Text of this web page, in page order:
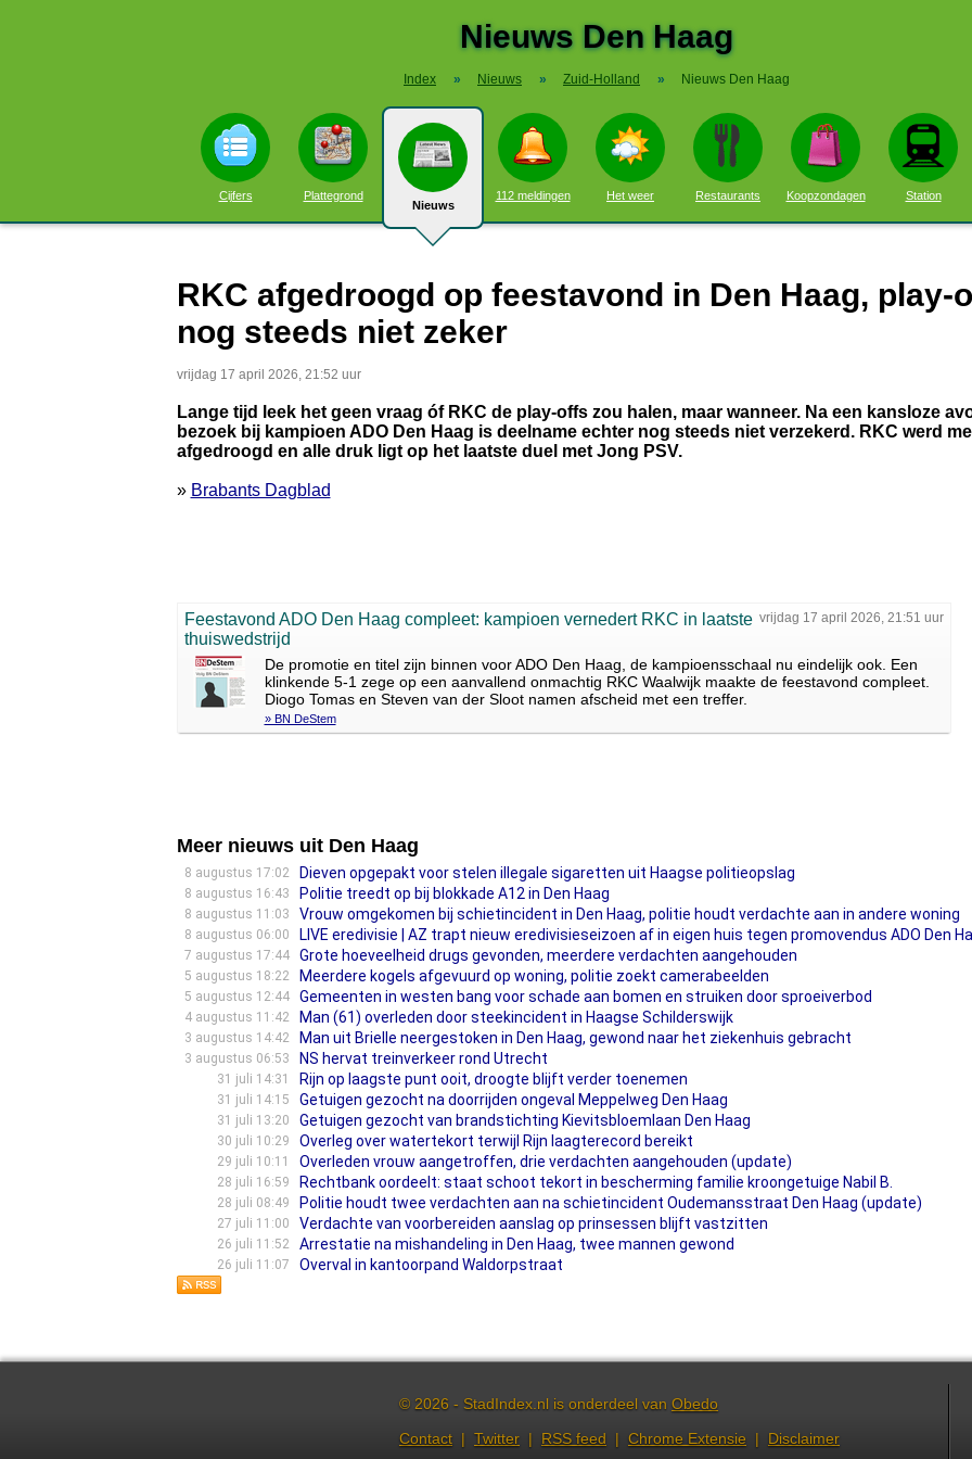
Nieuws Den Haag
Index » Nieuws » Zuid-Holland » Nieuws Den Haag
Cijfers Plattegrond
Nieuws
112 meldingen Het weer Restaurants Koopzondagen Station
RKC afgedroogd op feestavond in Den Haag, play-
nog steeds niet zeker
vrijdag 17 april 2026, 21:52 uur
Lange tijd leek het geen vraag óf RKC de play-offs zou halen, maar wanneer. Na een kansloze
bezoek bij kampioen ADO Den Haag is deelname echter nog steeds niet verzekerd. RKC werd
afgedroogd en alle druk ligt op het laatste duel met Jong PSV.
» Brabants Dagblad
vrijdag 17 april 2026, 21:51 uur
Feestavond ADO Den Haag compleet: kampioen vernedert RKC in laatste
thuiswedstrijd
De promotie en titel zijn binnen voor ADO Den Haag, de kampioensschaal nu eindelijk ook. Een
klinkende 5-1 zege op een aanvallend onmachtig RKC Waalwijk maakte de feestavond compleet.
Diogo Tomas en Steven van der Sloot namen afscheid met een treffer.
» BN DeStem
Meer nieuws uit Den Haag
8 augustus 17:02 Dieven opgepakt voor stelen illegale sigaretten uit Haagse politieopslag
8 augustus 16:43 Politie treedt op bij blokkade A12 in Den Haag
8 augustus 11:03 Vrouw omgekomen bij schietincident in Den Haag, politie houdt verdachte aan in andere woning
8 augustus 06:00 LIVE eredivisie | AZ trapt nieuw eredivisieseizoen af in eigen huis tegen promovendus ADO Den
7 augustus 17:44 Grote hoeveelheid drugs gevonden, meerdere verdachten aangehouden
5 augustus 18:22 Meerdere kogels afgevuurd op woning, politie zoekt camerabeelden
5 augustus 12:44 Gemeenten in westen bang voor schade aan bomen en struiken door sproeiverbod
4 augustus 11:42 Man (61) overleden door steekincident in Haagse Schilderswijk
3 augustus 14:42 Man uit Brielle neergestoken in Den Haag, gewond naar het ziekenhuis gebracht
3 augustus 06:53 NS hervat treinverkeer rond Utrecht
31 juli 14:31 Rijn op laagste punt ooit, droogte blijft verder toenemen
31 juli 14:15 Getuigen gezocht na doorrijden ongeval Meppelweg Den Haag
31 juli 13:20 Getuigen gezocht van brandstichting Kievitsbloemlaan Den Haag
30 juli 10:29 Overleg over watertekort terwijl Rijn laagterecord bereikt
29 juli 10:11 Overleden vrouw aangetroffen, drie verdachten aangehouden (update)
28 juli 16:59 Rechtbank oordeelt: staat schoot tekort in bescherming familie kroongetuige Nabil B.
28 juli 08:49 Politie houdt twee verdachten aan na schietincident Oudemansstraat Den Haag (update)
27 juli 11:00 Verdachte van voorbereiden aanslag op prinsessen blijft vastzitten
26 juli 11:52 Arrestatie na mishandeling in Den Haag, twee mannen gewond
26 juli 11:07 Overval in kantoorpand Waldorpstraat
© 2026 - StadIndex.nl is onderdeel van Obedo
Contact | Twitter | RSS feed | Chrome Extensie | Disclaimer